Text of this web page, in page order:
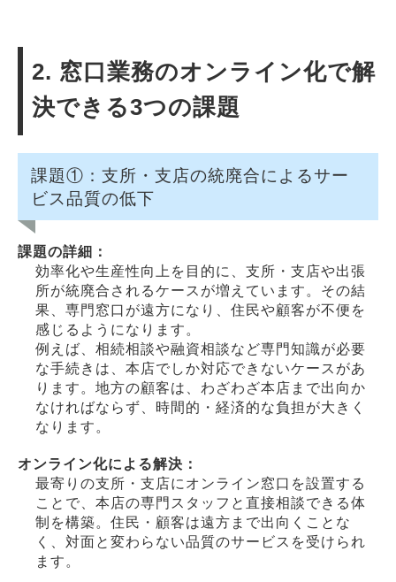
2. 窓口業務のオンライン化で解
決できる3つの課題
課題①：支所・支店の統廃合によるサー
ビス品質の低下
課題の詳細：
効率化や生産性向上を目的に、支所・支店や出張
所が統廃合されるケースが増えています。その結
果、専門窓口が遠方になり、住民や顧客が不便を
感じるようになります。
例えば、相続相談や融資相談など専門知識が必要
な手続きは、本店でしか対応できないケースがあ
ります。地方の顧客は、わざわざ本店まで出向か
なければならず、時間的・経済的な負担が大きく
なります。
オンライン化による解決：
最寄りの支所・支店にオンライン窓口を設置する
ことで、本店の専門スタッフと直接相談できる体
制を構築。住民・顧客は遠方まで出向くことな
く、対面と変わらない品質のサービスを受けられ
ます。